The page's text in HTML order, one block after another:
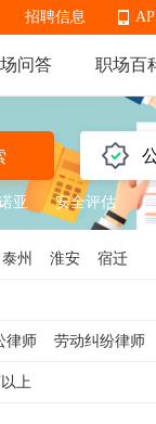
招聘信息
问答 职场百
亚 安全评估
泰州 淮安 宿迁
律师 劳动纠纷律师
上